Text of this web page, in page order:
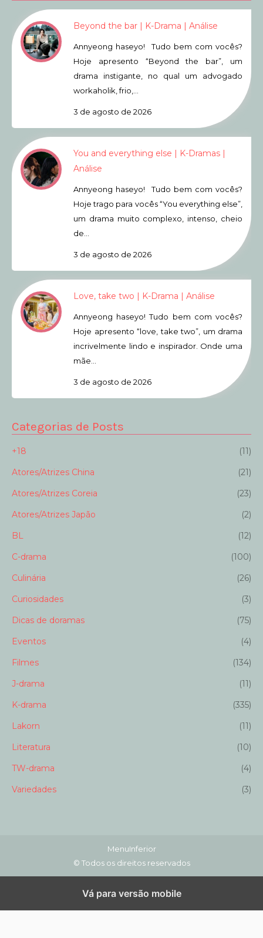
Beyond the bar | K-Drama | Análise
Annyeong haseyo! Tudo bem com vocês?
Hoje apresento “Beyond the bar”, um
drama instigante, no qual um advogado
workaholik, frio,…
3 de agosto de 2026
You and everything else | K-Dramas |
Análise
Annyeong haseyo! Tudo bem com vocês?
Hoje trago para vocês “You everything else”,
um drama muito complexo, intenso, cheio
de…
3 de agosto de 2026
Love, take two | K-Drama | Análise
Annyeong haseyo! Tudo bem com vocês?
Hoje apresento “love, take two”, um drama
incrivelmente lindo e inspirador. Onde uma
mãe…
3 de agosto de 2026
Categorias de Posts
+18
(11)
Atores/Atrizes China
(21)
Atores/Atrizes Coreia
(23)
Atores/Atrizes Japão
(2)
BL
(12)
C-drama
(100)
Culinária
(26)
Curiosidades
(3)
Dicas de doramas
(75)
Eventos
(4)
Filmes
(134)
J-drama
(11)
K-drama
(335)
Lakorn
(11)
Literatura
(10)
TW-drama
(4)
Variedades
(3)
MenuInferior
© Todos os direitos reservados
Vá para versão mobile